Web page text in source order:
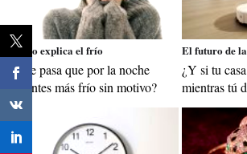
Esto explica el frío
¿Te pasa que por la noche
sientes más frío sin motivo?
El futuro de
¿Y si tu
mientras tú